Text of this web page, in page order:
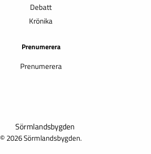
Debatt
Krönika
Prenumerera
Prenumerera
© 2026 Sörmlandsbygden.